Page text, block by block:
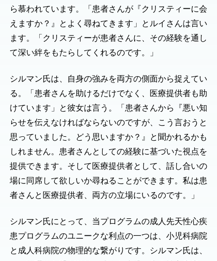
ら慕われています。「患者さんが『クリスティーに会
えますか？』とよく尋ねてきます」とルイさんは言い
ます。「クリスティーが患者さんに、その経験を通し
て深い絆をもたらしてくれるのです。」
シルマン氏は、自身の強みを両方の側面から捉えてい
る。「患者さんを助けるだけでなく、医療提供者も助
けています」と彼女は言う。「患者さんから『悪い知
らせを伝えなければならないのですが、こう言おうと
思っていました。どう思いますか？』と聞かれるかも
しれません。患者さんとしての経験に基づいた視点を
提供できます。そして医療提供者として、話し合いの
場に同席して欲しいか尋ねることができます。私は患
者さんと医療提供者、両方の立場にいるのです。」
シルマン氏にとって、当プログラムの成人先天性心疾
患プログラムのユニークな利点の一つは、小児科病院
と成人科病院の物理的な繋がりです。シルマン氏は、